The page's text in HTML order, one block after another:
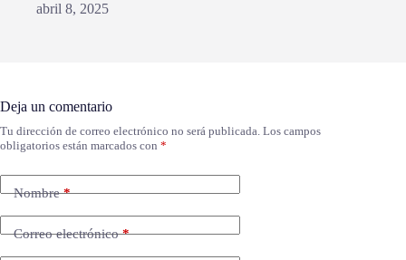
abril 8, 2025
Deja un comentario
Tu dirección de correo electrónico no será publicada. Los campos
obligatorios están marcados con *
Nombre*
Correo electrónico*